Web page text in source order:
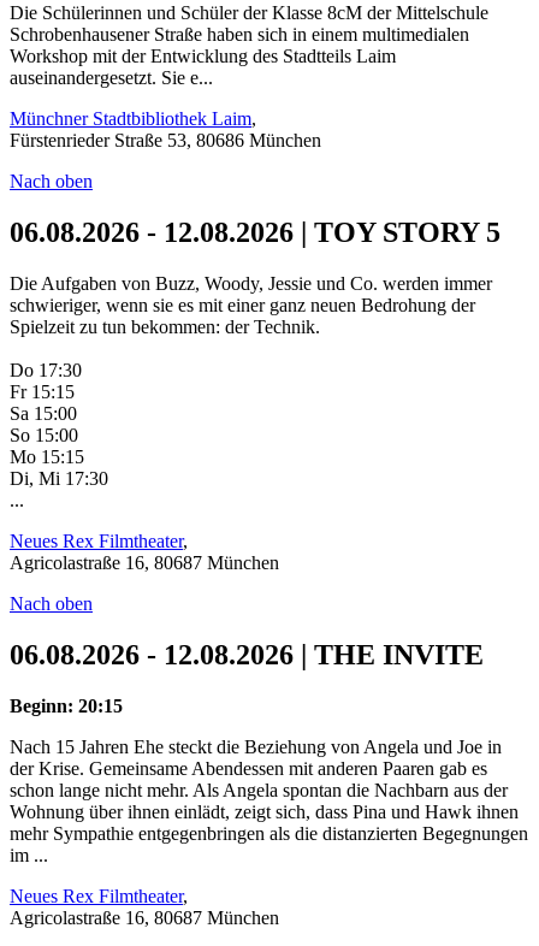
Die Schülerinnen und Schüler der Klasse 8cM der Mittelschule
Schrobenhausener Straße haben sich in einem multimedialen
Workshop mit der Entwicklung des Stadtteils Laim
auseinandergesetzt. Sie e...
Münchner Stadtbibliothek Laim,
Fürstenrieder Straße 53, 80686 München
Nach oben
06.08.2026 - 12.08.2026 | TOY STORY 5
Die Aufgaben von Buzz, Woody, Jessie und Co. werden immer
schwieriger, wenn sie es mit einer ganz neuen Bedrohung der
Spielzeit zu tun bekommen: der Technik.
Do 17:30
Fr 15:15
Sa 15:00
So 15:00
Mo 15:15
Di, Mi 17:30
...
Neues Rex Filmtheater,
Agricolastraße 16, 80687 München
Nach oben
06.08.2026 - 12.08.2026 | THE INVITE
Beginn: 20:15
Nach 15 Jahren Ehe steckt die Beziehung von Angela und Joe in
der Krise. Gemeinsame Abendessen mit anderen Paaren gab es
schon lange nicht mehr. Als Angela spontan die Nachbarn aus der
Wohnung über ihnen einlädt, zeigt sich, dass Pina und Hawk ihnen
mehr Sympathie entgegenbringen als die distanzierten Begegnungen
im ...
Neues Rex Filmtheater,
Agricolastraße 16, 80687 München